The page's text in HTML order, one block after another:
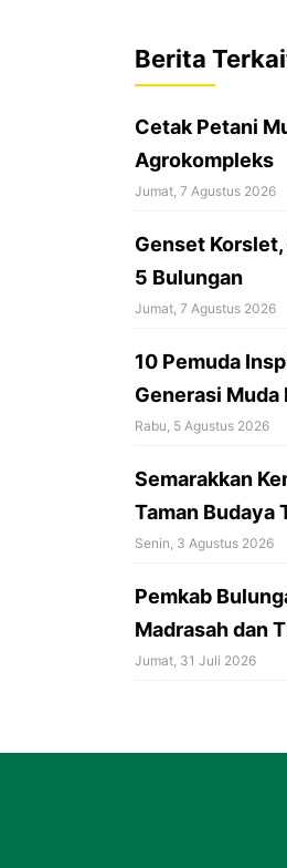
b
o
o
k
s
A
p
p
Berita
Cetak Petani
Agrokompleks
Jumat, 7 Agustus 2026
‎Genset Korslet,
5 Bulungan
Jumat, 7 Agustus 2026
10 Pemuda
Generasi Muda
Rabu, 5 Agustus 2026
Semarakkan
Taman Budaya
Senin, 3 Agustus 2026
Pemkab
Madrasah dan
Jumat, 31 Juli 2026